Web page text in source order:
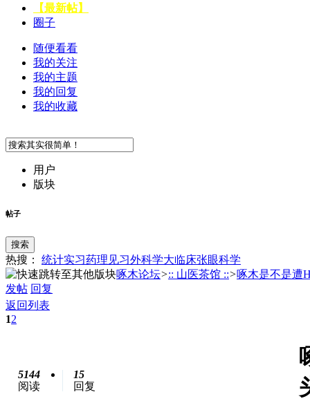
【最新帖】
圈子
随便看看
我的关注
我的主题
我的回复
我的收藏
用户
版块
帖子
搜索
热搜： 统计实习药理 见习外科学大临床张眼科学
啄木论坛>:: 山医茶馆 ::>啄木是不是遭
发帖 回复
返回列表
12
5144
阅读
15
回复